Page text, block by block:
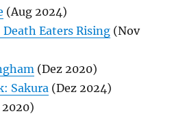
(Aug 2024)
Eaters Rising (Nov
(Dez 2020)
Sakura (Dez 2024)
2020)